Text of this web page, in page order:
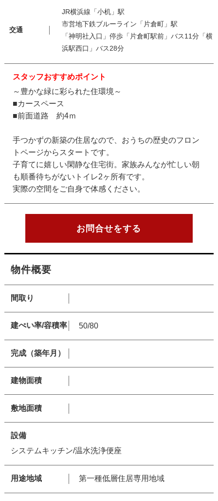
交通
JR横浜線「小机」駅
市営地下鉄ブルーライン「片倉町」駅
「神明社入口」停歩「片倉町駅前」バス11分「横
浜駅西口」バス28分
スタッフおすすめポイント
～豊かな緑に彩られた住環境～
■カースペース
■前面道路 約4ｍ
手つかずの新築の住居なので、おうちの歴史のフロン
トページからスタートです。
子育てに嬉しい閑静な住宅街。家族みんなが忙しい朝
も順番待ちがないトイレ2ヶ所有です。
実際の空間をご自身で体感ください。
お問合せをする
物件概要
間取り
建ぺい率/容積率 50/80
完成（築年月）
建物面積
敷地面積
設備
システムキッチン/温水洗浄便座
用途地域 第一種低層住居専用地域